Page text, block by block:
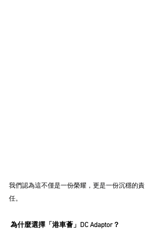
我們認為這不僅是一份榮耀，更是一份沉穩的責
任。
為什麼選擇「港車薈」DC Adaptor？